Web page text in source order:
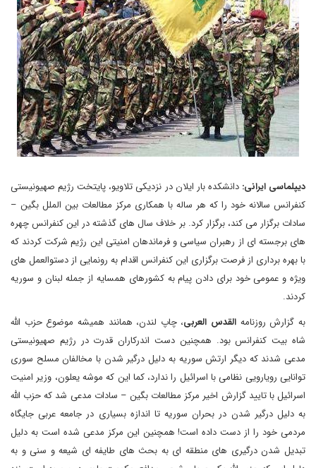
دیپلماسی ایرانی:دانشکده بار ایلان در نزدیکی تلاویو، پایتخت رژیم صهیونیستی
کنفرانس سالانه خود را که هر ساله با همکاری مرکز مطالعات بین الملل بگین –
سادات برگزار می کند، برگزار کرد. بر خلاف سال های گذشته در این کنفرانس چهره
های برجسته ای از رهبران سیاسی و فرماندهان امنیتی این رژیم شرکت کردند که
با بهره برداری از فرصت برگزاری این کنفرانس اقدام به رونمایی از دستوالعمل های
ویژه و عمومی خود برای دادن پیام به کشورهای همسایه از جمله لبنان و سوریه
کردند.
به گزارش روزنامه القدس العربی، چاپ لندن، همانند همیشه موضوع حزب الله
شاه بیت کنفرانس بود. همچنین دست اندرکاران قدرت در رژیم صهیونیستی
مدعی شدند که دیگر ارتش سوریه به دلیل درگیر شدن با مخالفان مسلح سوری
توانایی رویارویی نظامی با اسرائیل را ندارد، کما این که موشه یعلون، وزیر امنیت
اسرائیل با تایید گزارش اخیر مرکز مطالعات بگین – سادات مدعی شد که حزب الله
به دلیل درگیر شدن در بحران سوریه تا اندازه بسیاری در جامعه عربی جایگاه
مردمی خود را از دست داده است! همچنین این مرکز مدعی شده است به دلیل
تبدیل شدن درگیری های منطقه ای به بحث های طایفه ای شیعه و سنی و به